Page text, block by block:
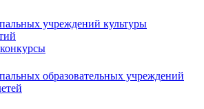
учреждений культуры
образовательных учреждений